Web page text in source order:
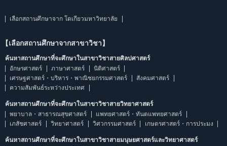
เลือกสถานศึกษาจาก โตเกียวมหาวิทยาลัย
【เลือกสถานศึกษาจากสาขาวิชา】
ค้นหาสถานศึกษาที่จะศึกษาในสาขาวิชาสายศิลปศาสตร์
อักษรศาสตร์
ภาษาศาสตร์
นิติศาสตร์
เศรษฐศาสตร์・บริหาร・พาณิชยกรรมศาสตร์
สังคมศาสตร์
ความสัมพันธ์ระหว่างประเทศ
ค้นหาสถานศึกษาที่จะศึกษาในสาขาวิชาสายวิทยาศาสตร์
พยาบาล・สาธารณสุขศาสตร์
แพทยศาสตร์・ทันตแพทยศาสตร์
เภสัชศาสตร์
วิทยาศาสตร์ วิศวกรรมศาสตร์ เกษตรศาสตร์・การประมง
ค้นหาสถานศึกษาที่จะศึกษาในสาขาวิชาสายมนุษยศาสตร์และวิทยาศาสตร์